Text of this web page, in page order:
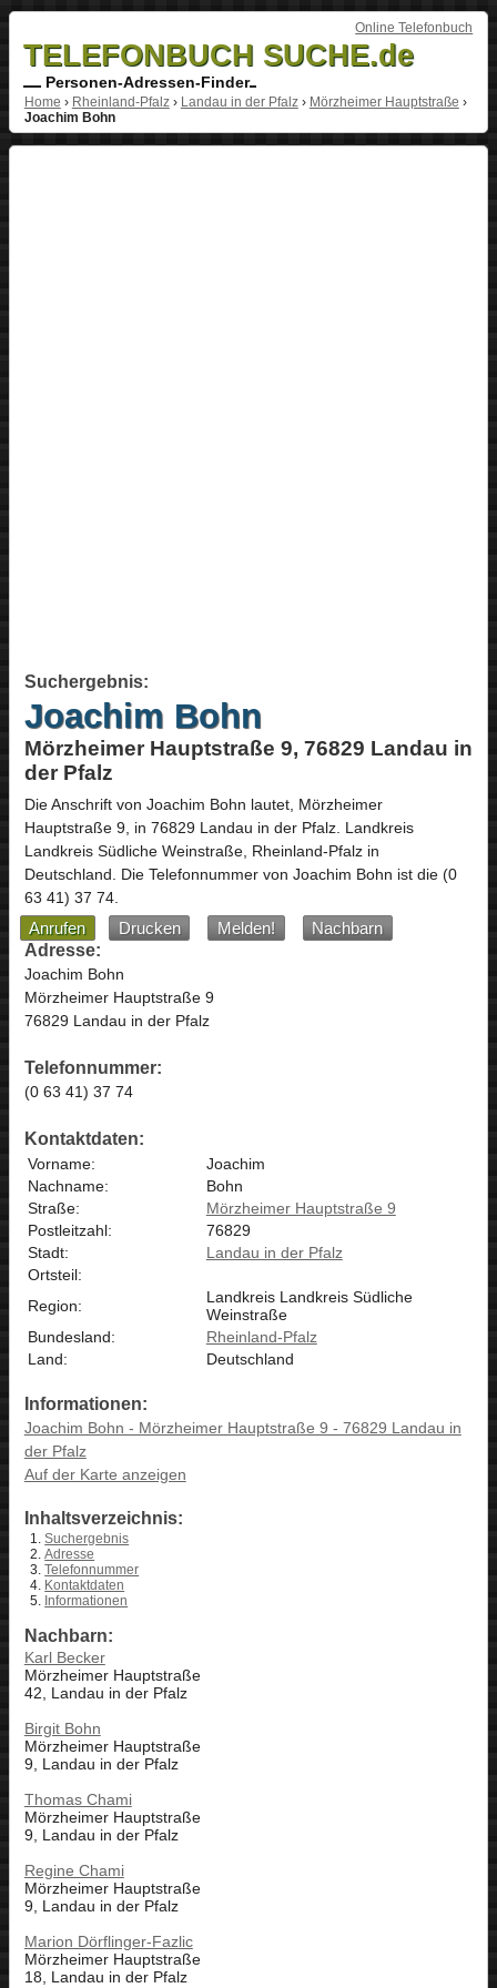
Online Telefonbuch
TELEFONBUCH SUCHE.de
Personen-Adressen-Finder
Home › Rheinland-Pfalz› Landau in der Pfalz› Mörzheimer Hauptstraße ›
Joachim Bohn
Suchergebnis:
Joachim Bohn
Mörzheimer Hauptstraße 9, 76829 Landau in
der Pfalz
Die Anschrift von Joachim Bohn lautet, Mörzheimer
Hauptstraße 9, in 76829 Landau in der Pfalz. Landkreis
Landkreis Südliche Weinstraße, Rheinland-Pfalzin
Deutschland. Die Telefonnummer von Joachim Bohn ist die (0
63 41) 37 74.
Anrufen Drucken Melden!
Nachbarn
Adresse:
Joachim Bohn
Mörzheimer Hauptstraße 9
76829 Landau in der Pfalz
Telefonnummer:
(0 63 41) 37 74
Kontaktdaten:
Vorname:
Joachim
Nachname:
Bohn
Straße:
Mörzheimer Hauptstraße 9
Postleitzahl:
76829
Stadt:
Landau in der Pfalz
Ortsteil:
Region:
Landkreis Landkreis Südliche
Weinstraße
Bundesland:
Rheinland-Pfalz
Land:
Deutschland
Informationen:
Joachim Bohn - Mörzheimer Hauptstraße 9 - 76829 Landau in
der Pfalz
Auf der Karte anzeigen
Inhaltsverzeichnis:
Suchergebnis
Adresse
Telefonnummer
Kontaktdaten
Informationen
Nachbarn:
Karl Becker
Mörzheimer Hauptstraße
42, Landau in der Pfalz
Birgit Bohn
Mörzheimer Hauptstraße
9, Landau in der Pfalz
Thomas Chami
Mörzheimer Hauptstraße
9, Landau in der Pfalz
Regine Chami
Mörzheimer Hauptstraße
9, Landau in der Pfalz
Marion Dörflinger-Fazlic
Mörzheimer Hauptstraße
18, Landau in der Pfalz